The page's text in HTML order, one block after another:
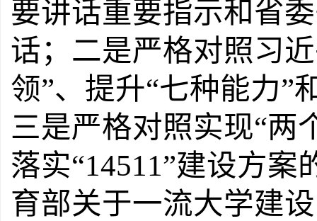
要讲话重要指示和省
话； 二是严格对照习
领”、提升“七种能力”
三是严格对照实现“两
落实“14511”建设方案
育部关于一流大学建